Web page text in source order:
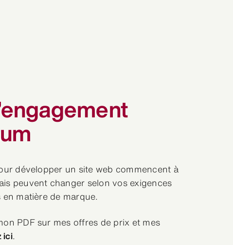
développer un site web commencent à
peuvent changer selon vos exigences
matière de marque.
PDF sur mes offres de prix et mes
ici.